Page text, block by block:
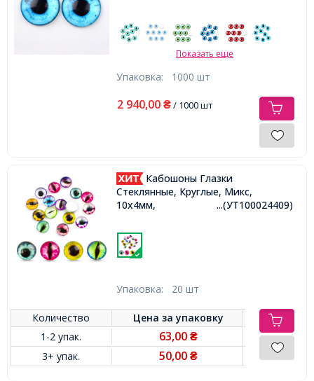
Показать еще
Упаковка: 1000 шт
2 940,00 ₴/ 1000 шт
Кабошоны Глазки
Стеклянные, Круглые, Микс,
10х4мм,
...(УТ100024409)
Упаковка: 20 шт
Количество Цена заупаковку
1-2 упак.
63,00₴
3+ упак. 50,00₴